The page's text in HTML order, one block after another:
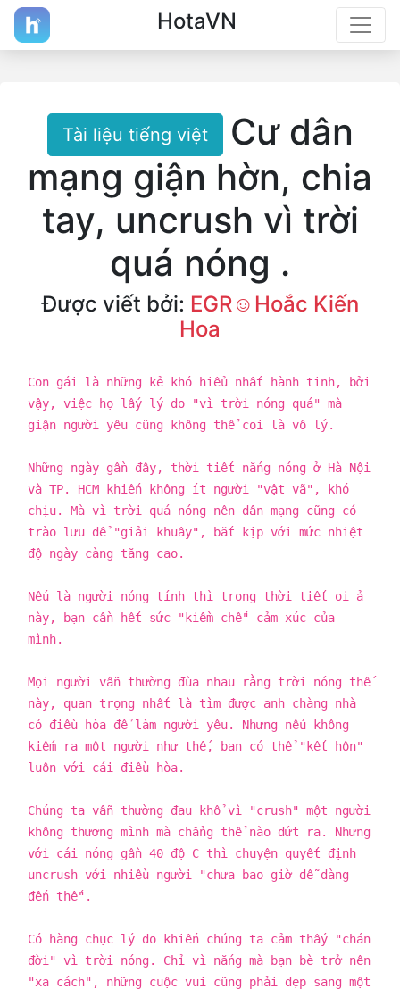
HotaVN
Tài liệu tiếng việt
Cư dân
mạng giận hờn, chia
tay, uncrush vì trời
quá nóng .
Được viết bởi: EGR☺Hoắc Kiến
Hoa
Con gái là những kẻ khó hiểu nhất hành tinh, bởi
vậy, việc họ lấy lý do "vì trời nóng quá" mà
giận người yêu cũng không thể coi là vô lý.
Những ngày gần đây, thời tiết nắng nóng ở Hà Nội
và TP. HCM khiến không ít người "vật vã", khó
chịu. Mà vì trời quá nóng nên dân mạng cũng có
trào lưu để "giải khuây", bắt kịp với mức nhiệt
độ ngày càng tăng cao.
Nếu là người nóng tính thì trong thời tiết oi ả
này, bạn cần hết sức "kiềm chế" cảm xúc của
mình.
Mọi người vẫn thường đùa nhau rằng trời nóng thế
này, quan trọng nhất là tìm được anh chàng nhà
có điều hòa để làm người yêu. Nhưng nếu không
kiếm ra một người như thế, bạn có thể "kết hôn"
luôn với cái điều hòa.
Chúng ta vẫn thường đau khổ vì "crush" một người
không thương mình mà chẳng thể nào dứt ra. Nhưng
với cái nóng gần 40 độ C thì chuyện quyết định
uncrush với nhiều người "chưa bao giờ dễ dàng
đến thế".
Có hàng chục lý do khiến chúng ta cảm thấy "chán
đời" vì trời nóng. Chỉ vì nắng mà bạn bè trở nên
"xa cách", những cuộc vui cũng phải dẹp sang một